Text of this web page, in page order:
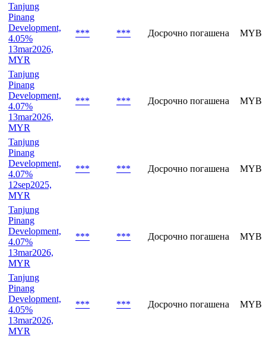
Tanjung
Pinang
Development,
4.05%
13mar2026,
MYR
*** *** Досрочно погашена
Tanjung
Pinang
Development,
4.07%
13mar2026,
MYR
*** *** Досрочно погашена
Tanjung
Pinang
Development,
4.07%
12sep2025,
MYR
*** *** Досрочно погашена
Tanjung
Pinang
Development,
4.07%
13mar2026,
MYR
*** *** Досрочно погашена
Tanjung
Pinang
Development,
4.05%
13mar2026,
MYR
*** *** Досрочно погашена